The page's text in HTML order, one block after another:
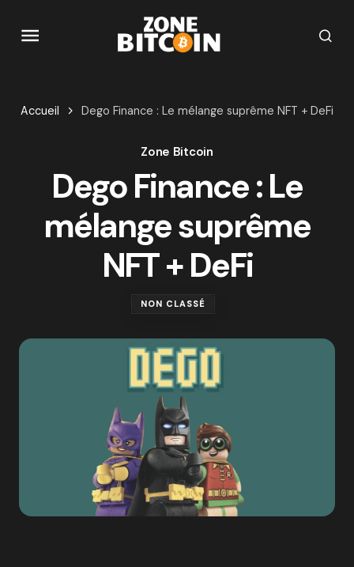
Accueil Dego Finance : Le mélange suprême NFT + DeFi
Zone Bitcoin
Dego Finance : Le
mélange suprême
NFT + DeFi
NON CLASSÉ